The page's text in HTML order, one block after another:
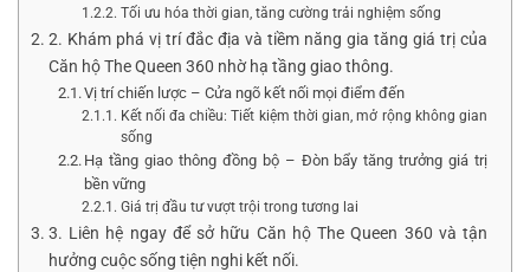
Tối ưu hóa thời gian, tăng cường trải nghiệm sống
2. Khám phá vị trí đắc địa và tiềm năng gia tăng giá trị của
Căn hộ The Queen 360 nhờ hạ tầng giao thông.
Vị trí chiến lược – Cửa ngõ kết nối mọi điểm đến
Kết nối đa chiều: Tiết kiệm thời gian, mở rộng không gian
sống
Hạ tầng giao thông đồng bộ – Đòn bẩy tăng trưởng giá trị
bền vững
Giá trị đầu tư vượt trội trong tương lai
3. Liên hệ ngay để sở hữu Căn hộ The Queen 360 và tận
hưởng cuộc sống tiện nghi kết nối.